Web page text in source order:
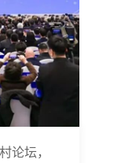
论坛，